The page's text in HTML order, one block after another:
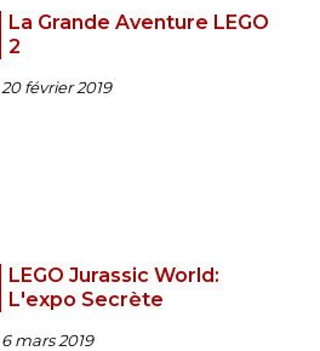
La Grande Aventure LEGO
2
20 février 2019
LEGO Jurassic World:
L'expo Secrète
6 mars 2019